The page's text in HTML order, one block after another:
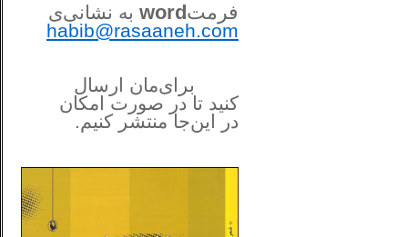
فرمتword به نشانی‌ی
habib@rasaaneh.com
برای‌مان ارسال
کنید تا در صورت امکان
در این‌جامنتشر کنیم.